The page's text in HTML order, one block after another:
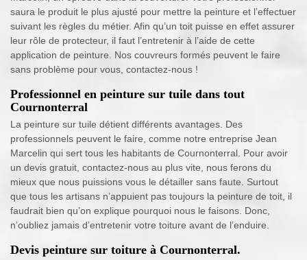
saura le produit le plus ajusté pour mettre la peinture et l’effectuer
suivant les règles du métier. Afin qu’un toit puisse en effet assurer
leur rôle de protecteur, il faut l’entretenir à l’aide de cette
application de peinture. Nos couvreurs formés peuvent le faire
sans problème pour vous, contactez-nous !
Professionnel en peinture sur tuile dans tout
Cournonterral
La peinture sur tuile détient différents avantages. Des
professionnels peuvent le faire, comme notre entreprise Jean
Marcelin qui sert tous les habitants de Cournonterral. Pour avoir
un devis gratuit, contactez-nous au plus vite, nous ferons du
mieux que nous puissions vous le détailler sans faute. Surtout
que tous les artisans n’appuient pas toujours la peinture de toit, il
faudrait bien qu’on explique pourquoi nous le faisons. Donc,
n’oubliez jamais d’entretenir votre toiture avant de l’enduire.
Devis peinture sur toiture à Cournonterral.